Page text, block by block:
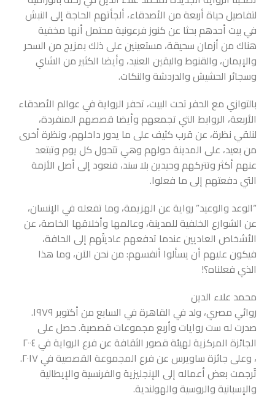
لتفاصيل حياة أربعة من الأصدقاء، ألجأتهم الحاجة إلى النبش
في بيت أحدهم بحثا عن كنوز فرعونية محتمل أنها مخفية
هناك من أزمان سحيقة، مستعينين على ذلك بمزيج من السحر
والإيمان، والقنوط واليقين العنيد، وأيضا الكثير من الشاي
وسجائر الحشيش والدردشة والنكات.
بالتوازي مع الحفر تحت البيت، تحفر الرواية في عوالم الأصدقاء
الأربعة، الروابط التي تجمعهم وأيضا قصصهم المنفردة،
لنلقي نظرة، عن قرب كثيف على ما يدور داخلهم، ونظرة أخرى
من بعيد، على المدينة حولهم وهي تتحول كل يوم وتبتعد
عنهم أكثر وتتركهم وحيدين بلا سند، فنعود إلى أصل الأزمة
التي دفعتهم إلى ما فعلوا.
“الوعد والوعيد” رواية عن الهزيمة، وما تفعله في الإنسان،
عن الشوارع الخلفية للمدينة، وعالمها وأخلاقها الخاصة، عن
الأشخاص العاديين عندما تدفعهم عاديتُهم إلى الحافة،
فيكون عليهم أن يسألوا أنفسهم: من نحن الآن، وما هذا
الذي فعلناه؟!
محمد علاء الدين
روائي مصري، ولد في القاهرة في السابع من أكتوبر ١٩٧٩.
صدرت له ست روايات وأربع مجموعات قصصية. حصل على
الجائزة المركزية لهيئة قصور الثقافة عن فرع الرواية في ٢٠٠٤
، وعلى جائزة ساويرس عن فرع المجموعة القصصية في ٢٠١٧.
تُرجمت بعض أعماله إلى الإنجليزية والفرنسية والإيطالية
والإسبانية والروسية والهولندية.